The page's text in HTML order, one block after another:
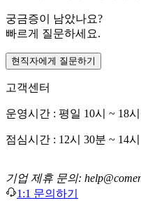
궁금증이 남았나요?
빠르게 질문하세요.
현직자에게 질문하기
고객센터
운영시간 : 평일 10시 ~ 18
점심시간 : 12시 30분 ~ 14시
기업 제휴 문의:
1:1 문의하기